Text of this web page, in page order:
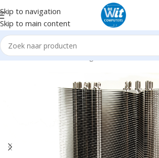
Skip to navigation
Skip to main content
Home Hardware Cooling CPU